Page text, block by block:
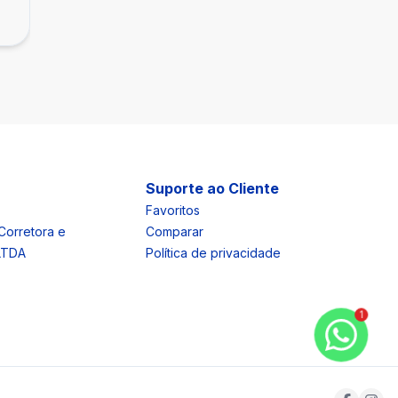
e
Suporte ao Cliente
Favoritos
Comparar
Política de privacidade
1